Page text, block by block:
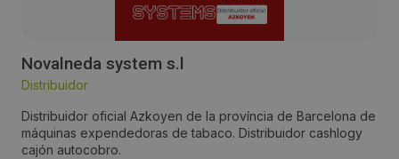
Novalneda system s.l
Distribuidor
Distribuidor oficial Azkoyen de la província de Barcelona de
máquinas expendedoras de tabaco. Distribuidor cashlogy
cajón autocobro.